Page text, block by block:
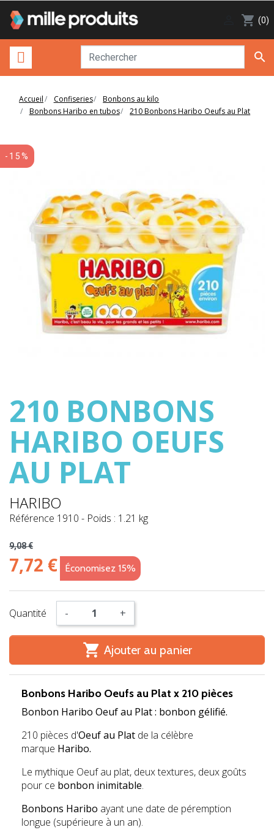
shopping_cart (0)

Accueil Confiseries
Bonbons au kilo
Bonbons Haribo en tubos
210 Bonbons Haribo Oeufs au Plat
-15%
210 BONBONS
HARIBO OEUFS
AU PLAT
HARIBO
Référence 1910 - Poids : 1.21 kg
9,08 €
7,72 € Économisez 15%
Quantité - +
 Ajouter au panier
Bonbons Haribo Oeufs au Plat x 210 pièces
Bonbon Haribo Oeuf au Plat : bonbon gélifié.
210 pièces d'Oeuf au Plat de la célèbre
marque Haribo.
Le mythique Oeuf au plat, deux textures, deux goûts
pour ce bonbon inimitable.
Bonbons Haribo ayant une date de péremption
longue (supérieure à un an).